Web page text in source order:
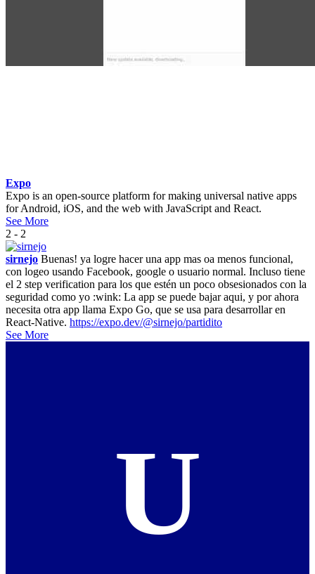
Expo
Expo is an open-source platform for making universal native apps
for Android, iOS, and the web with JavaScript and React.
See More
2 - 2
sirnejo Buenas! ya logre hacer una app mas oa menos funcional,
con logeo usando Facebook, google o usuario normal. Incluso tiene
el 2 step verification para los que estén un poco obsesionados con la
seguridad como yo :wink: La app se puede bajar aqui, y por ahora
necesita otra app llama Expo Go, que se usa para desarrollar en
React-Native. https://expo.dev/@sirnejo/partidito
See More
U